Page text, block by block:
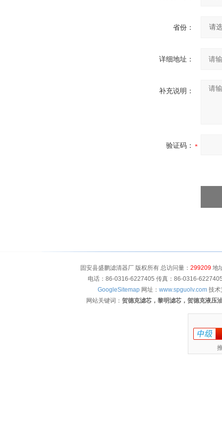
省份：
详细地址：
补充说明：
验证码：
固安县盛鹏滤清器厂 版权所有 总访问量： 299209地
电话：86-0316-6227405 传真：86-0316-
GoogleSitemap 网址： www.spguolv.com 技术
网站关键词： 贺德克滤芯，黎明滤芯，贺德克液压